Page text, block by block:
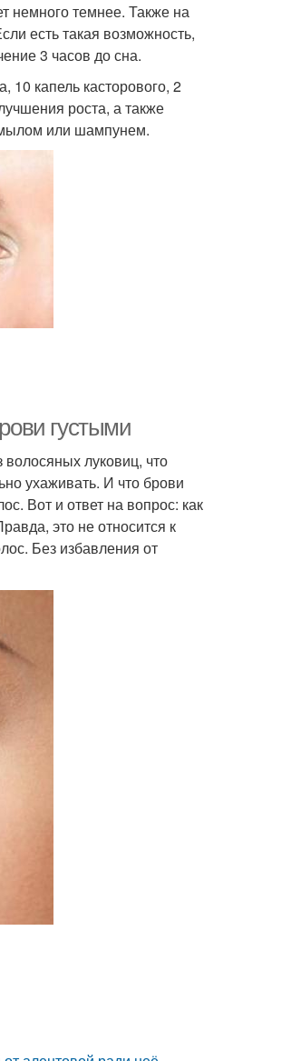
немного темнее. Также на
есть такая возможность,
3 часов до сна.
капель касторового, 2
роста, а также
мылом или шампунем.
густыми
волосяных луковиц, что
ухаживать. И что брови
Вот и ответ на вопрос: как
это не относится к
Без избавления от